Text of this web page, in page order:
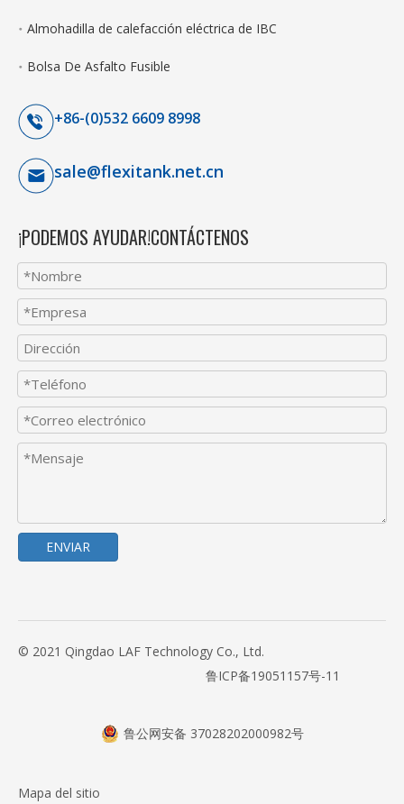
Almohadilla de calefacción eléctrica de IBC
Bolsa De Asfalto Fusible
+86-(0)532 6609 8998
sale@flexitank.net.cn
¡PODEMOS AYUDAR!CONTÁCTENOS
ENVIAR
© 2021 Qingdao LAF Technology Co., Ltd.
鲁ICP备19051157号-11
鲁公网安备 37028202000982号
Mapa del sitio